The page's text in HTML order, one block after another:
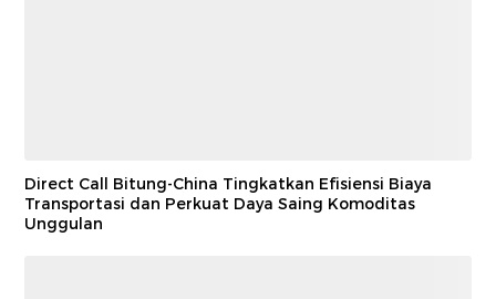
Direct Call Bitung-China Tingkatkan Efisiensi Biaya
Transportasi dan Perkuat Daya Saing Komoditas
Unggulan